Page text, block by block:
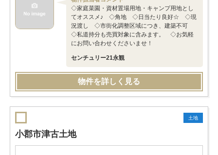
◇家庭菜園・資材置場用地・キャンプ用地とし
てオススメ♪ ◇角地 ◇日当たり良好☆ ◇現
況渡し ◇市街化調整区域につき、建築不可
◇私道持分も売買対象に含みます。 ◇お気軽
にお問い合わせくださいませ！
センチュリー21永観
物件を詳しく見る
土地
小郡市津古土地